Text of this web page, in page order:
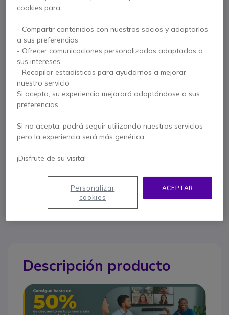
Vídeo 4K con 3 cámaras PTZ y campo de visión de 180º
integrado
8 micrófonos para cubrir salas medianas
4 altavoces estéreo con supresión de vibraciones
Función Pizarra para compartir contenido en tiempo real
Conexión Plug & Play a PC vía USB-C, fácil y rápida
Compatible y certificado para Teams, Zoom (soporte
opcional)
Mostrar más
Se entrega con
1 x Jabra PanaCast 50 - Gris
1 x Sistema de alimentación
1 x Soporte de pared
1 x Cable USB de carga de 2 metros
1 x Cable de conexión a PC USB-C a USB-A
Guía de inicio rápido
Contacte a nuestros expertos -Linea gratuita
900 80 26 26
Live Chat
Descripción producto
cookies para:
- Compartir contenidos con nuestros socios y adaptarlos
a sus preferencias
- Ofrecer comunicaciones personalizadas adaptadas a
sus intereses
- Recopilar estadísticas para ayudarnos a mejorar
nuestro servicio
Si acepta, su experiencia mejorará adaptándose a sus
preferencias.
Si no acepta, podrá seguir utilizando nuestros servicios
pero la experiencia será más genérica.
¡Disfrute de su visita!
ACEPTAR
Personalizar
cookies